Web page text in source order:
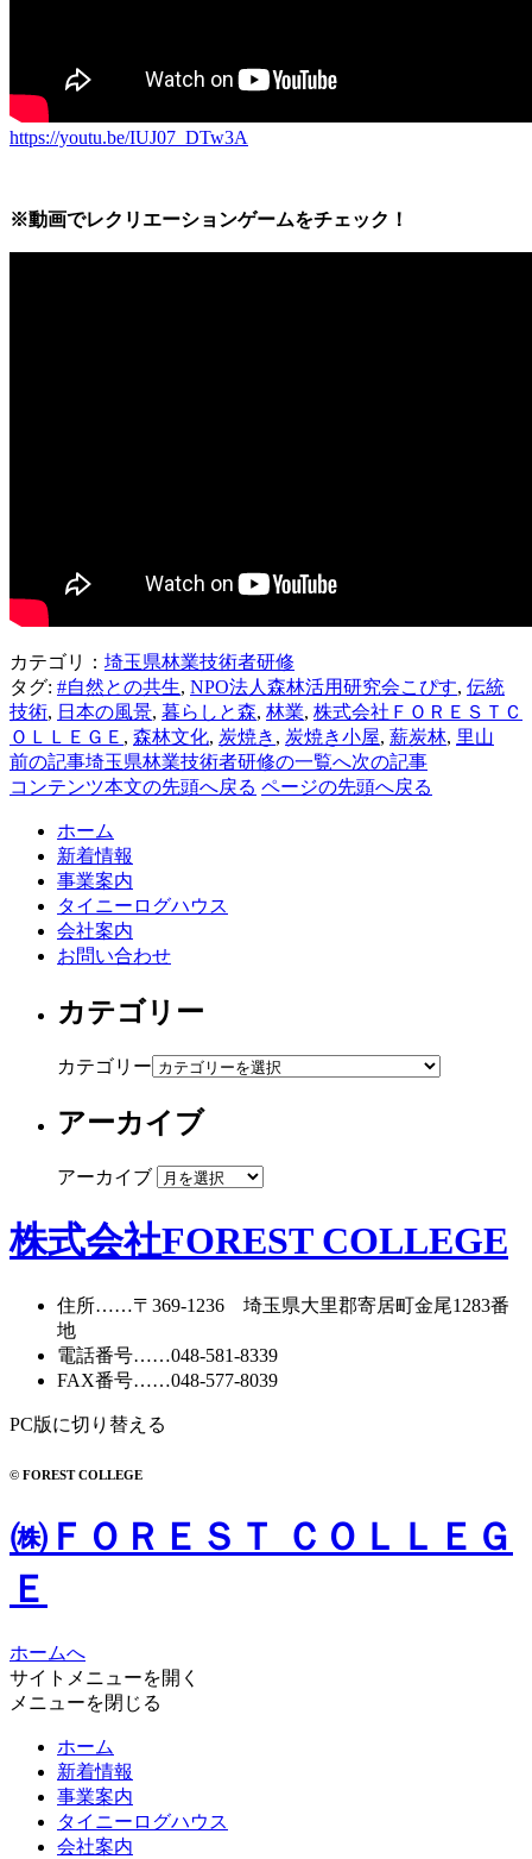
https://youtu.be/IUJ07_DTw3A
※動画でレクリエーションゲームをチェック！
カテゴリ： 埼玉県林業技術者研修
タグ: #自然との共生, NPO法人森林活用研究会こぴす, 伝統
技術, 日本の風景, 暮らしと森, 林業, 株式会社ＦＯＲＥＳＴＣ
ＯＬＬＥＧＥ , 森林文化, 炭焼き , 炭焼き小屋, 薪炭林, 里山
前の記事埼玉県林業技術者研修の一覧へ次の記事
コンテンツ本文の先頭へ戻る ページの先頭へ戻る
ホーム
新着情報
事業案内
タイニーログハウス
会社案内
お問い合わせ
カテゴリー
カテゴリー
アーカイブ
アーカイブ
株式会社FOREST COLLEGE
住所……〒369-1236 埼玉県大里郡寄居町金尾1283番
地
電話番号……048-581-8339
FAX番号……048-577-8039
PC版に切り替える
© FOREST COLLEGE
㈱ＦＯＲＥＳＴ ＣＯＬＬＥＧ
Ｅ
ホームへ
サイトメニューを開く
メニューを閉じる
ホーム
新着情報
事業案内
タイニーログハウス
会社案内